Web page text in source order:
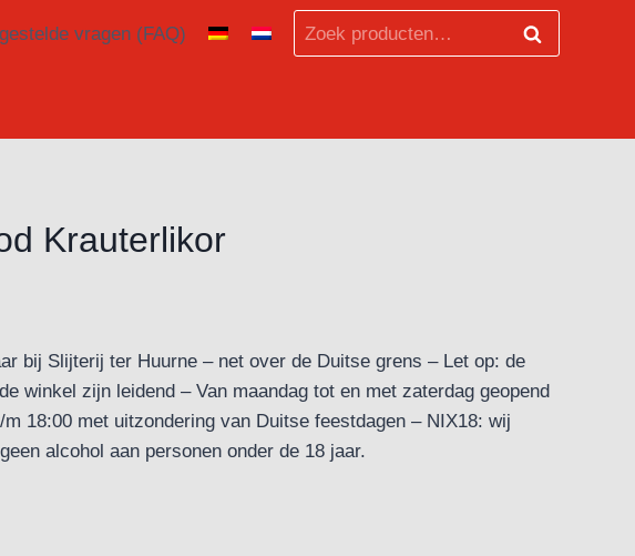
vragen (FAQ)
Zoeken
naar:
Zoeken
Krauterlikor
bij Slijterij ter Huurne – net over de Duitse grens – Let op: de
winkel zijn leidend – Van maandag tot en met zaterdag geopend
18:00 met uitzondering van Duitse feestdagen – NIX18: wij
alcohol aan personen onder de 18 jaar.